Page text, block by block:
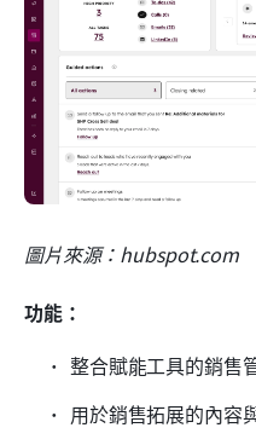
圖片來源：hubspot.com
功能：
整合賦能工具的銷售
用於銷售拓展的內容